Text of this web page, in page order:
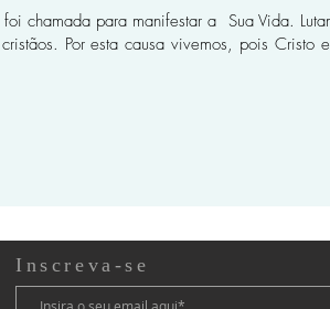
chamada para manifestar a Sua Vida.
Por esta causa vivemos, pois Cristo
Inscreva-se